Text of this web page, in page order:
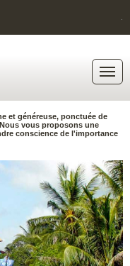
et généreuse, ponctuée de
vous proposons une
conscience de l'importance